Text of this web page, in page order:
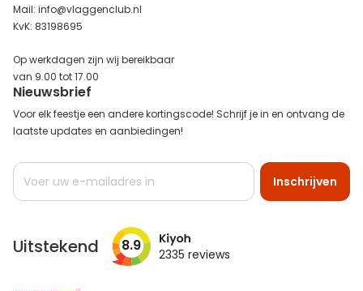
Mail: info@vlaggenclub.nl
KvK: 83198695
Op werkdagen zijn wij bereikbaar
van 9.00 tot 17.00
Nieuwsbrief
Voor elk feestje een andere kortingscode! Schrijf je in en ontvang de
laatste updates en aanbiedingen!
Abonneer
op
Inschrijven
Uitstekend 8.9 2335 reviews